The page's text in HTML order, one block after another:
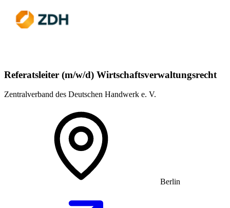
Referatsleiter (m/w/d) Wirtschaftsverwaltungsrecht
Zentralverband des Deutschen Handwerk e. V.
Berlin